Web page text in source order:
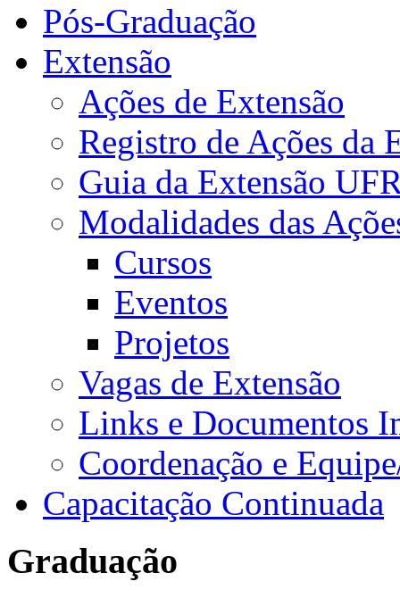
Pós-Graduação
Extensão
Ações de Extensão
Registro de Ações da
Guia da Extensão
Modalidades das
Cursos
Eventos
Projetos
Vagas de Extensão
Links e Documentos
Coordenação e
Capacitação Continuada
Graduação